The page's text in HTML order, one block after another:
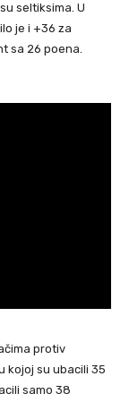
seltiksima. U
je i +36 za
sa 26 poena.
protiv
kojoj su ubacili 35
samo 38